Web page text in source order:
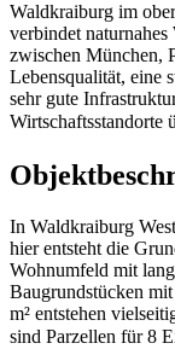
Waldkraiburg im
verbindet
zwischen München,
Lebensqualität, eine
sehr gute
Wirtschaftsstandorte
In Waldkraiburg
hier entsteht die
Wohnumfeld mit
Baugrundstücken
m² entstehen
sind Parzellen für 8